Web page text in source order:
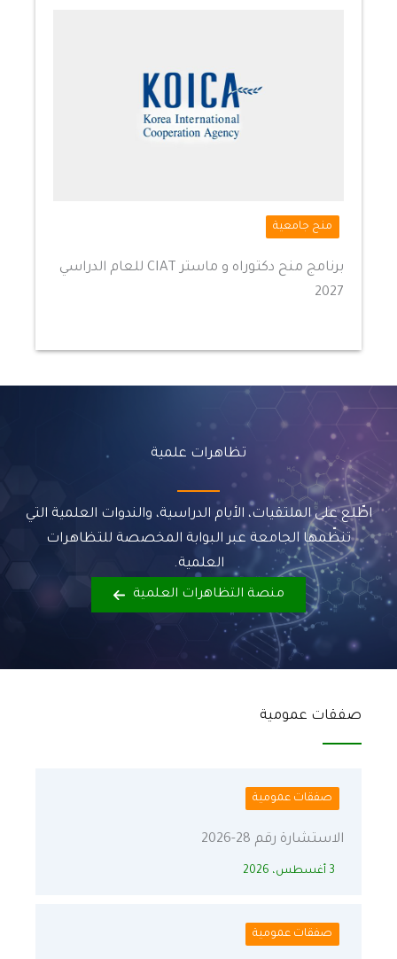
منح جامعية
برنامج منح دكتوراه و ماستر CIAT للعام الدراسي
2027
تظاهرات علمية
اطّلع على الملتقيات، الأيام الدراسية، والندوات العلمية التي
تنظّمها الجامعة عبر البوابة المخصصة للتظاهرات
العلمية.
منصة التظاهرات العلمية
صفقات عمومية
صفقات عمومية
الاستشارة رقم 28-2026
3 أغسطس، 2026
صفقات عمومية